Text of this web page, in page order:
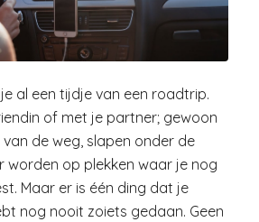
al een tijdje van een roadtrip.
of met je partner; gewoon
de weg, slapen onder de
worden op plekken waar je nog
Maar er is één ding dat je
nog nooit zoiets gedaan. Geen